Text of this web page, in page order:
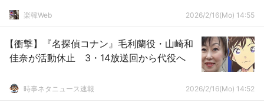
楽韓Web 2026/2/16(Mo) 14:55
【衝撃】『名探偵コナン』毛利蘭役・山崎和
佳奈が活動休止 3・14放送回から代役へ
時事ネタニュース速報 2026/2/16(Mo) 14:52